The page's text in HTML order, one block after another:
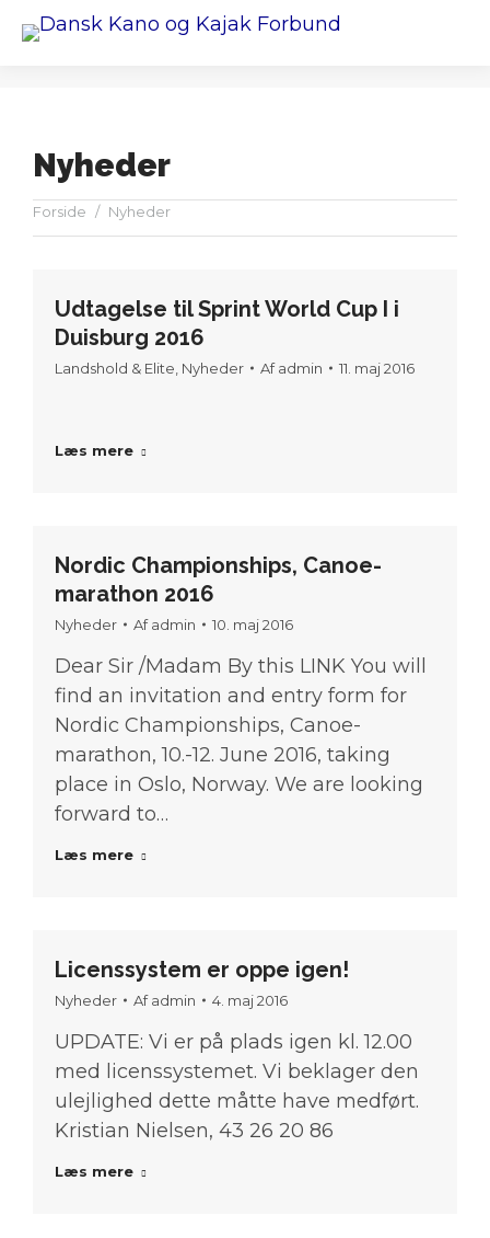
Nyheder
You are here:
Forside Nyheder
Udtagelse til Sprint World Cup I i
Duisburg 2016
Landshold & Elite Nyheder Afadmin 11. maj 2016
Læs mere
Nordic Championships, Canoe-
marathon 2016
Nyheder Afadmin 10. maj 2016
Dear Sir /Madam By this LINK You will
find an invitation and entry form for
Nordic Championships, Canoe-
marathon, 10.-12. June 2016, taking
place in Oslo, Norway. We are looking
forward to…
Læs mere
Licenssystem er oppe igen!
Nyheder Afadmin 4. maj 2016
UPDATE: Vi er på plads igen kl. 12.00
med licenssystemet. Vi beklager den
ulejlighed dette måtte have medført.
Kristian Nielsen, 43 26 20 86
Læs mere